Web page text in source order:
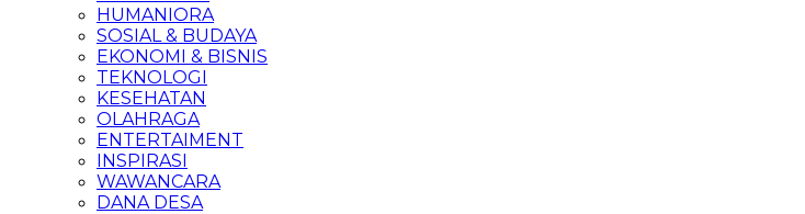
HUMANIORA
SOSIAL & BUDAYA
EKONOMI & BISNIS
TEKNOLOGI
KESEHATAN
OLAHRAGA
ENTERTAIMENT
INSPIRASI
WAWANCARA
DANA DESA